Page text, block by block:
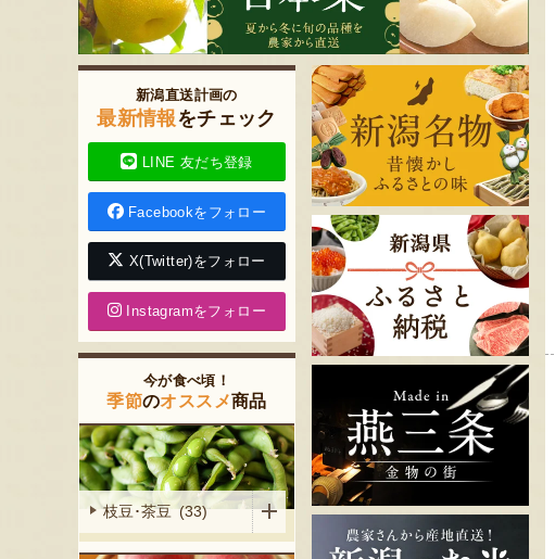
新潟直送計画の
最新情報をチェック
LINE 友だち登録
Facebookをフォロー
X(Twitter)をフォロー
Instagramをフォロー
今が食べ頃！
季節のオススメ商品
枝豆･茶豆 (33)